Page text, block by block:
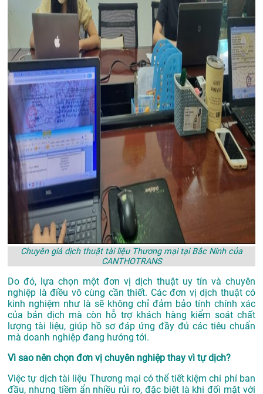
Chuyên giá dịch thuật tài liệu Thương mại tại Bắc Ninh của
CANTHOTRANS
Do đó, lựa chọn một đơn vị dịch thuật uy tín và chuyên
nghiệp là điều vô cùng cần thiết. Các đơn vị dịch thuật có
kinh nghiệm như là sẽ không chỉ đảm bảo tính chính xác
của bản dịch mà còn hỗ trợ khách hàng kiểm soát chất
lượng tài liệu, giúp hồ sơ đáp ứng đầy đủ các tiêu chuẩn
mà doanh nghiệp đang hướng tới.
Vì sao nên chọn đơn vị chuyên nghiệp thay vì tự dịch?
Việc tự dịch tài liệu Thương mại có thể tiết kiệm chi phí ban
đầu, nhưng tiềm ẩn nhiều rủi ro, đặc biệt là khi đối mặt với